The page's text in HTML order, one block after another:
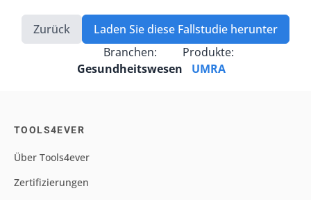
Zurück
Laden Sie diese Fallstudie herunter
Branchen:
Gesundheitswesen
Produkte:
UMRA
TOOLS4EVER
Über Tools4ever
Zertifizierungen